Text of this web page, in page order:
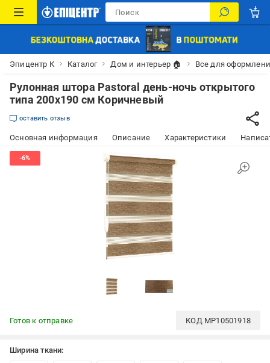
Эпицентр К Каталог Дом и интерьер 🏠 Все для
Рулонная штора Pastoral день-ночь открытого
типа 200х190 см Коричневый
оставить отзыв
Основная информация Описание Характеристики
Готов к отправке КОД MP10501918
Ширина ткани: